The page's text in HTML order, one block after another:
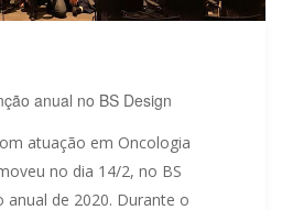
anual no BS Design
atuação em Oncologia
no dia 14/2, no BS
anual de 2020. Durante o